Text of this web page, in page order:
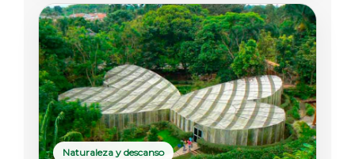
Naturaleza y descanso